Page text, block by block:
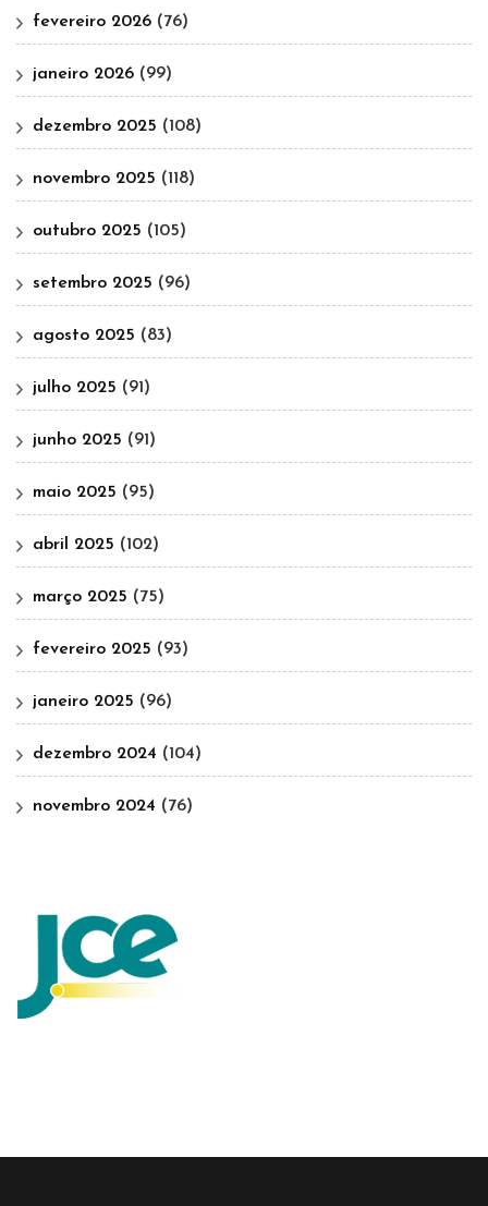
fevereiro 2026 (76)
janeiro 2026 (99)
dezembro 2025 (108)
novembro 2025 (118)
outubro 2025 (105)
setembro 2025 (96)
agosto 2025 (83)
julho 2025 (91)
junho 2025 (91)
maio 2025 (95)
abril 2025 (102)
março 2025 (75)
fevereiro 2025 (93)
janeiro 2025 (96)
dezembro 2024 (104)
novembro 2024 (76)